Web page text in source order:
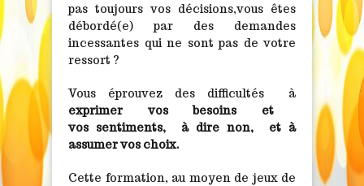
pas toujours vos décisions,vous êtes
débordé(e) par des demandes
incessantes qui ne sont pas de votre
ressort ?
Vous éprouvez des difficultés à
exprimer vos besoins et
vos sentiments, à dire non, et à
assumer vos choix.
Cette formation, au moyen de jeux de